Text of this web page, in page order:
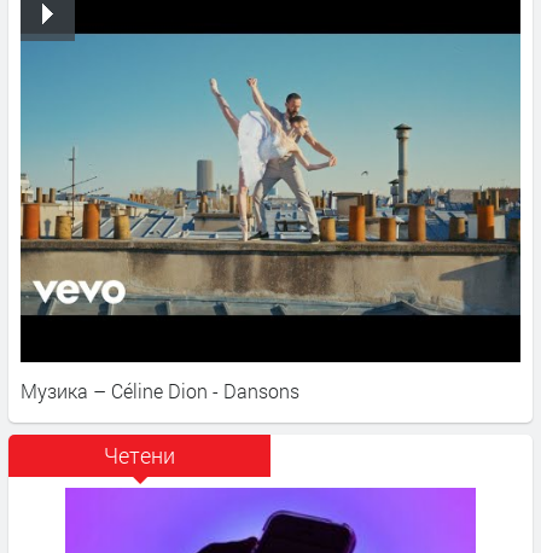
Музика – Céline Dion - Dansons
Четени